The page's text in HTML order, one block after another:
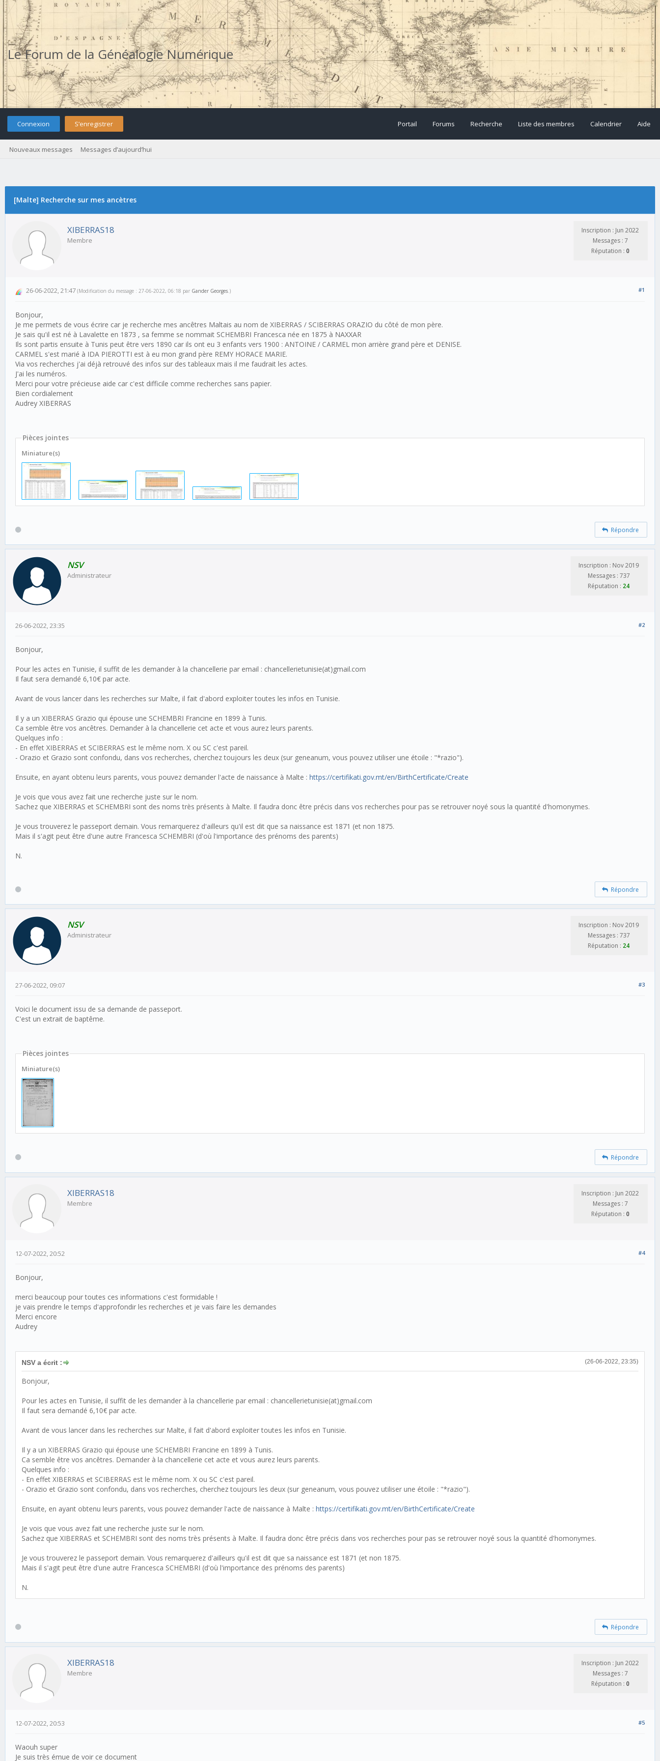
Le Forum de la Généalogie Numérique
Connexion S’enregistrer Portail Forums Recherche Liste des membres Calendrier Aide
Nouveaux messages Messages d’aujourd’hui
[Malte] Recherche sur mes ancètres
XIBERRAS18
Membre
Inscription : Jun 2022
Messages : 7
Réputation : 0
#1
26-06-2022, 21:47 (Modification du message : 27-06-2022, 06:18 par Gander Georges.)
Bonjour,
Je me permets de vous écrire car je recherche mes ancêtres Maltais au nom de XIBERRAS / SCIBERRAS ORAZIO du côté de mon père.
Je sais qu'il est né à Lavalette en 1873 , sa femme se nommait SCHEMBRI Francesca née en 1875 à NAXXAR
Ils sont partis ensuite à Tunis peut être vers 1890 car ils ont eu 3 enfants vers 1900 : ANTOINE / CARMEL mon arrière grand père et DENISE.
CARMEL s'est marié à IDA PIEROTTI est à eu mon grand père REMY HORACE MARIE.
Via vos recherches j'ai déjà retrouvé des infos sur des tableaux mais il me faudrait les actes.
J'ai les numéros.
Merci pour votre précieuse aide car c'est difficile comme recherches sans papier.
Bien cordialement
Audrey XIBERRAS
Pièces jointes
Miniature(s)
Répondre
NSV
Administrateur
Inscription : Nov 2019
Messages : 737
Réputation : 24
#2
26-06-2022, 23:35
Bonjour,
Pour les actes en Tunisie, il suffit de les demander à la chancellerie par email : chancellerietunisie(at)gmail.com
Il faut sera demandé 6,10€ par acte.
Avant de vous lancer dans les recherches sur Malte, il fait d'abord exploiter toutes les infos en Tunisie.
Il y a un XIBERRAS Grazio qui épouse une SCHEMBRI Francine en 1899 à Tunis.
Ca semble être vos ancêtres. Demander à la chancellerie cet acte et vous aurez leurs parents.
Quelques info :
- En effet XIBERRAS et SCIBERRAS est le même nom. X ou SC c'est pareil.
- Orazio et Grazio sont confondu, dans vos recherches, cherchez toujours les deux (sur geneanum, vous pouvez utiliser une étoile : "*razio").
Ensuite, en ayant obtenu leurs parents, vous pouvez demander l'acte de naissance à Malte : https://certifikati.gov.mt/en/BirthCertificate/Create
Je vois que vous avez fait une recherche juste sur le nom.
Sachez que XIBERRAS et SCHEMBRI sont des noms très présents à Malte. Il faudra donc être précis dans vos recherches pour pas se retrouver noyé sous la quantité d'homonymes.
Je vous trouverez le passeport demain. Vous remarquerez d'ailleurs qu'il est dit que sa naissance est 1871 (et non 1875.
Mais il s'agit peut être d'une autre Francesca SCHEMBRI (d'où l'importance des prénoms des parents)
N.
Répondre
NSV
Administrateur
Inscription : Nov 2019
Messages : 737
Réputation : 24
#3
27-06-2022, 09:07
Voici le document issu de sa demande de passeport.
C'est un extrait de baptême.
Pièces jointes
Miniature(s)
Répondre
XIBERRAS18
Membre
Inscription : Jun 2022
Messages : 7
Réputation : 0
#4
12-07-2022, 20:52
Bonjour,
merci beaucoup pour toutes ces informations c'est formidable !
je vais prendre le temps d'approfondir les recherches et je vais faire les demandes
Merci encore
Audrey
(26-06-2022, 23:35)
NSV a écrit :
Bonjour,
Pour les actes en Tunisie, il suffit de les demander à la chancellerie par email : chancellerietunisie(at)gmail.com
Il faut sera demandé 6,10€ par acte.
Avant de vous lancer dans les recherches sur Malte, il fait d'abord exploiter toutes les infos en Tunisie.
Il y a un XIBERRAS Grazio qui épouse une SCHEMBRI Francine en 1899 à Tunis.
Ca semble être vos ancêtres. Demander à la chancellerie cet acte et vous aurez leurs parents.
Quelques info :
- En effet XIBERRAS et SCIBERRAS est le même nom. X ou SC c'est pareil.
- Orazio et Grazio sont confondu, dans vos recherches, cherchez toujours les deux (sur geneanum, vous pouvez utiliser une étoile : "*razio").
Ensuite, en ayant obtenu leurs parents, vous pouvez demander l'acte de naissance à Malte : https://certifikati.gov.mt/en/BirthCertificate/Create
Je vois que vous avez fait une recherche juste sur le nom.
Sachez que XIBERRAS et SCHEMBRI sont des noms très présents à Malte. Il faudra donc être précis dans vos recherches pour pas se retrouver noyé sous la quantité d'homonymes.
Je vous trouverez le passeport demain. Vous remarquerez d'ailleurs qu'il est dit que sa naissance est 1871 (et non 1875.
Mais il s'agit peut être d'une autre Francesca SCHEMBRI (d'où l'importance des prénoms des parents)
N.
Répondre
XIBERRAS18
Membre
Inscription : Jun 2022
Messages : 7
Réputation : 0
#5
12-07-2022, 20:53
Waouh super
Je suis très émue de voir ce document